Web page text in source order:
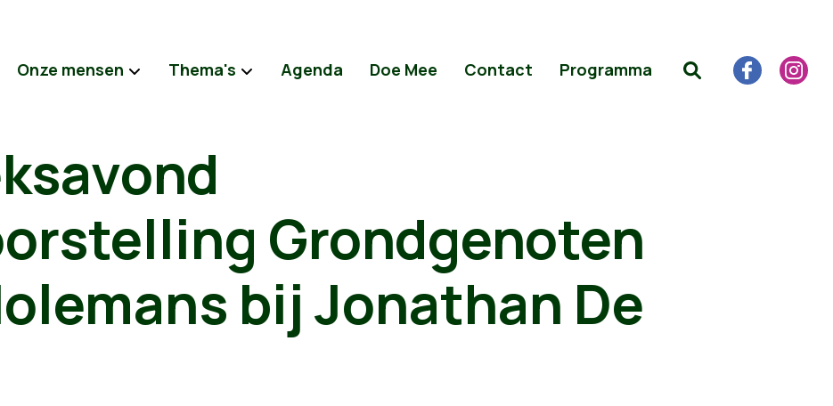
Onze mensen Thema's Agenda Doe Mee Contact Programma
Grondgenoten
bij Jonathan De